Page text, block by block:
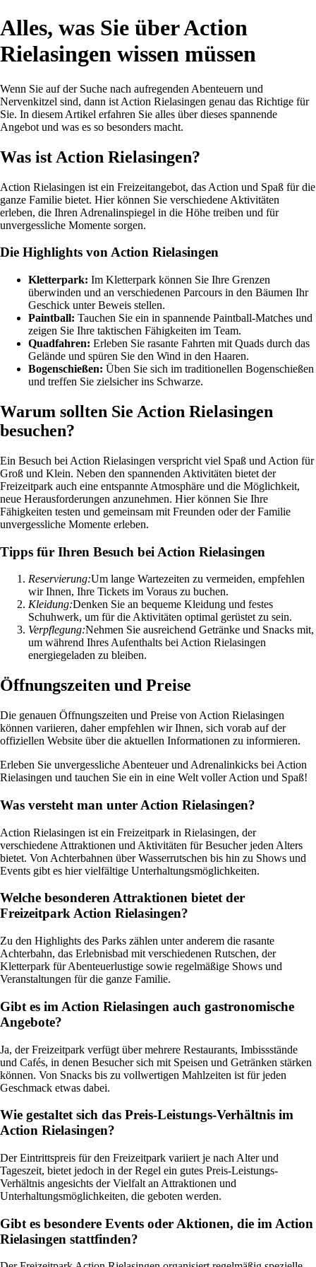
Alles, was Sie über Action
Rielasingen wissen müssen
Wenn Sie auf der Suche nach aufregenden Abenteuern und
Nervenkitzel sind, dann ist Action Rielasingen genau das Richtige für
Sie. In diesem Artikel erfahren Sie alles über dieses spannende
Angebot und was es so besonders macht.
Was ist Action Rielasingen?
Action Rielasingen ist ein Freizeitangebot, das Action und Spaß für die
ganze Familie bietet. Hier können Sie verschiedene Aktivitäten
erleben, die Ihren Adrenalinspiegel in die Höhe treiben und für
unvergessliche Momente sorgen.
Die Highlights von Action Rielasingen
Kletterpark: Im Kletterpark können Sie Ihre Grenzen
überwinden und an verschiedenen Parcours in den Bäumen Ihr
Geschick unter Beweis stellen.
Paintball: Tauchen Sie ein in spannende Paintball-Matches und
zeigen Sie Ihre taktischen Fähigkeiten im Team.
Quadfahren: Erleben Sie rasante Fahrten mit Quads durch das
Gelände und spüren Sie den Wind in den Haaren.
Bogenschießen: Üben Sie sich im traditionellen Bogenschießen
und treffen Sie zielsicher ins Schwarze.
Warum sollten Sie Action Rielasingen
besuchen?
Ein Besuch bei Action Rielasingen verspricht viel Spaß und Action für
Groß und Klein. Neben den spannenden Aktivitäten bietet der
Freizeitpark auch eine entspannte Atmosphäre und die Möglichkeit,
neue Herausforderungen anzunehmen. Hier können Sie Ihre
Fähigkeiten testen und gemeinsam mit Freunden oder der Familie
unvergessliche Momente erleben.
Tipps für Ihren Besuch bei Action Rielasingen
Reservierung:Um lange Wartezeiten zu vermeiden, empfehlen
wir Ihnen, Ihre Tickets im Voraus zu buchen.
Kleidung:Denken Sie an bequeme Kleidung und festes
Schuhwerk, um für die Aktivitäten optimal gerüstet zu sein.
Verpflegung:Nehmen Sie ausreichend Getränke und Snacks mit,
um während Ihres Aufenthalts bei Action Rielasingen
energiegeladen zu bleiben.
Öffnungszeiten und Preise
Die genauen Öffnungszeiten und Preise von Action Rielasingen
können variieren, daher empfehlen wir Ihnen, sich vorab auf der
offiziellen Website über die aktuellen Informationen zu informieren.
Erleben Sie unvergessliche Abenteuer und Adrenalinkicks bei Action
Rielasingen und tauchen Sie ein in eine Welt voller Action und Spaß!
Was versteht man unter Action Rielasingen?
Action Rielasingen ist ein Freizeitpark in Rielasingen, der
verschiedene Attraktionen und Aktivitäten für Besucher jeden Alters
bietet. Von Achterbahnen über Wasserrutschen bis hin zu Shows und
Events gibt es hier vielfältige Unterhaltungsmöglichkeiten.
Welche besonderen Attraktionen bietet der
Freizeitpark Action Rielasingen?
Zu den Highlights des Parks zählen unter anderem die rasante
Achterbahn, das Erlebnisbad mit verschiedenen Rutschen, der
Kletterpark für Abenteuerlustige sowie regelmäßige Shows und
Veranstaltungen für die ganze Familie.
Gibt es im Action Rielasingen auch gastronomische
Angebote?
Ja, der Freizeitpark verfügt über mehrere Restaurants, Imbissstände
und Cafés, in denen Besucher sich mit Speisen und Getränken stärken
können. Von Snacks bis zu vollwertigen Mahlzeiten ist für jeden
Geschmack etwas dabei.
Wie gestaltet sich das Preis-Leistungs-Verhältnis im
Action Rielasingen?
Der Eintrittspreis für den Freizeitpark variiert je nach Alter und
Tageszeit, bietet jedoch in der Regel ein gutes Preis-Leistungs-
Verhältnis angesichts der Vielfalt an Attraktionen und
Unterhaltungsmöglichkeiten, die geboten werden.
Gibt es besondere Events oder Aktionen, die im Action
Rielasingen stattfinden?